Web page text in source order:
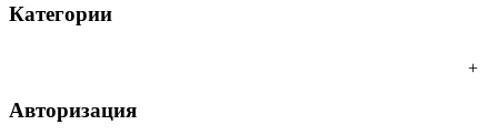
Категории
+
Авторизация